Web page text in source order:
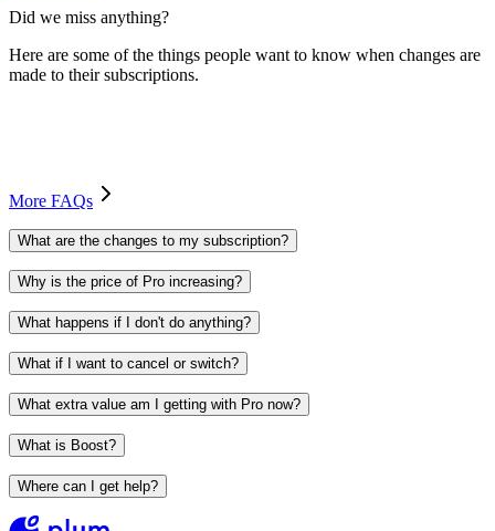
Did we miss anything?
Here are some of the things people want to know when changes are
made to their subscriptions.
More FAQs
What are the changes to my subscription?
Why is the price of Pro increasing?
What happens if I don't do anything?
What if I want to cancel or switch?
What extra value am I getting with Pro now?
What is Boost?
Where can I get help?